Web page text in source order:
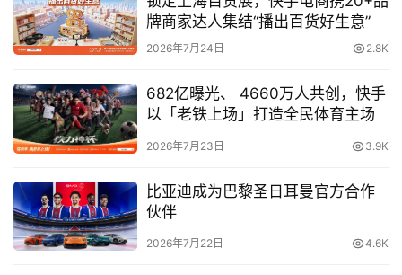
牌商家达人集结“播出百货好生意”
2026年7月24日 2.8K
682亿曝光、 4660万人共创，快手
以「老铁上场」打造全民体育主场
2026年7月23日 3.9K
比亚迪成为巴黎圣日耳曼官方合作
伙伴
2026年7月22日 4.6K